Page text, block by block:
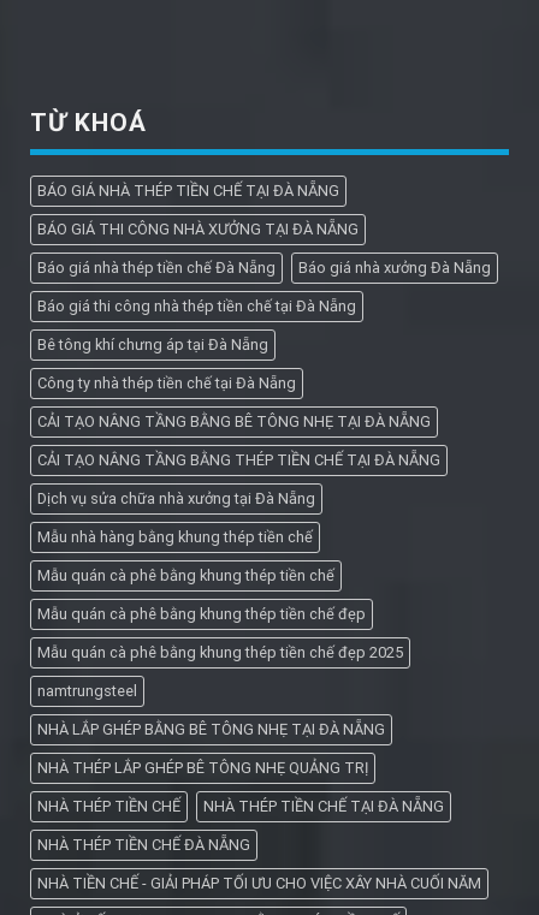
TỪ KHOÁ
BÁO GIÁ NHÀ THÉP TIỀN CHẾ TẠI ĐÀ NẴNG
BÁO GIÁ THI CÔNG NHÀ XƯỞNG TẠI ĐÀ NẴNG
Báo giá nhà thép tiền chế Đà Nẵng Báo giá nhà xưởng Đà Nẵng
Báo giá thi công nhà thép tiền chế tại Đà Nẵng
Bê tông khí chưng áp tại Đà Nẵng
Công ty nhà thép tiền chế tại Đà Nẵng
CẢI TẠO NÂNG TẦNG BẰNG BÊ TÔNG NHẸ TẠI ĐÀ NẴNG
CẢI TẠO NÂNG TẦNG BẰNG THÉP TIỀN CHẾ TẠI ĐÀ NẴNG
Dịch vụ sửa chữa nhà xưởng tại Đà Nẵng
Mẫu nhà hàng bằng khung thép tiền chế
Mẫu quán cà phê bằng khung thép tiền chế
Mẫu quán cà phê bằng khung thép tiền chế đẹp
Mẫu quán cà phê bằng khung thép tiền chế đẹp 2025
namtrungsteel
NHÀ LẮP GHÉP BẰNG BÊ TÔNG NHẸ TẠI ĐÀ NẴNG
NHÀ THÉP LẮP GHÉP BÊ TÔNG NHẸ QUẢNG TRỊ
NHÀ THÉP TIỀN CHẾ NHÀ THÉP TIỀN CHẾ TẠI ĐÀ NẴNG
NHÀ THÉP TIỀN CHẾ ĐÀ NẴNG
NHÀ TIỀN CHẾ - GIẢI PHÁP TỐI ƯU CHO VIỆC XÂY NHÀ CUỐI NĂM